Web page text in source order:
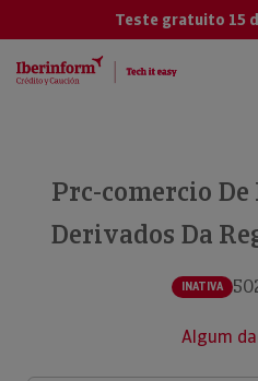
Teste gratuito 15
Prc-comercio De
Derivados Da
INATIVA
Algum